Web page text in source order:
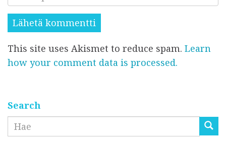
i
*
e
i
*
ä
h
k
ö
p
t
i
o
This site uses Akismet to reduce spam. Learn
how your comment data is processed.
Search
Etsi